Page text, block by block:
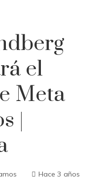
el
Meta
|
Hace 3 años